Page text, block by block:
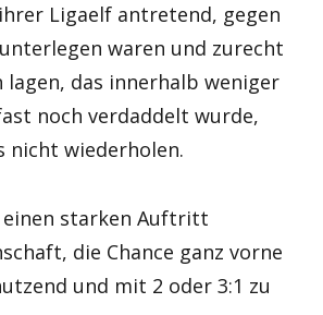
Ligaelf antretend, gegen
waren und zurecht
lagen, das innerhalb weniger
noch verdaddelt wurde,
nicht wiederholen.
einen starken Auftritt
die Chance ganz vorne
und mit 2 oder 3:1 zu